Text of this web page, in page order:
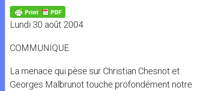
p
p
g
e
r
o
k
Lundi 30 août 2004
COMMUNIQUE
La menace qui pèse sur Christian Chesnot et
Georges Malbrunot touche profondément notre